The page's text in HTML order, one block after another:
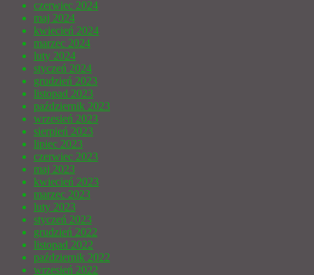
czerwiec 2024
maj 2024
kwiecień 2024
marzec 2024
luty 2024
styczeń 2024
grudzień 2023
listopad 2023
październik 2023
wrzesień 2023
sierpień 2023
lipiec 2023
czerwiec 2023
maj 2023
kwiecień 2023
marzec 2023
luty 2023
styczeń 2023
grudzień 2022
listopad 2022
październik 2022
wrzesień 2022